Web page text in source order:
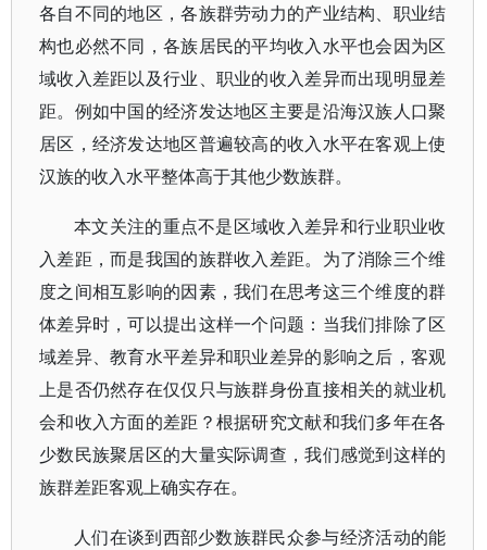
各自不同的地区，各族群劳动力的产业结构、职业结
构也必然不同，各族居民的平均收入水平也会因为区
域收入差距以及行业、职业的收入差异而出现明显差
距。例如中国的经济发达地区主要是沿海汉族人口聚
居区，经济发达地区普遍较高的收入水平在客观上使
汉族的收入水平整体高于其他少数族群。
本文关注的重点不是区域收入差异和行业职业收
入差距，而是我国的族群收入差距。为了消除三个维
度之间相互影响的因素，我们在思考这三个维度的群
体差异时，可以提出这样一个问题：当我们排除了区
域差异、教育水平差异和职业差异的影响之后，客观
上是否仍然存在仅仅只与族群身份直接相关的就业机
会和收入方面的差距？根据研究文献和我们多年在各
少数民族聚居区的大量实际调查，我们感觉到这样的
族群差距客观上确实存在。
人们在谈到西部少数族群民众参与经济活动的能